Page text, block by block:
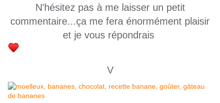
N'hésitez pas à me laisser un petit
commentaire...ça me fera énormément plaisir
et je vous répondrais
V